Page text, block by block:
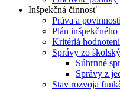
Inšpekčná činnosť
Práva a
Plán
Kritériá
Správy zo
Súhrnné
Správy z
Stav rozvoja